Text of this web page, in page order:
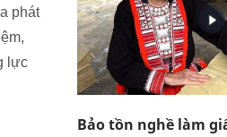
phát
lực
Bảo tồn nghề làm